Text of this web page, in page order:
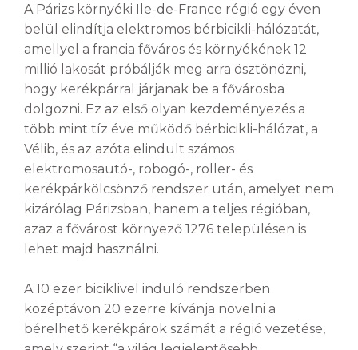
A Párizs környéki Ile-de-France régió egy éven
belül elindítja elektromos bérbicikli-hálózatát,
amellyel a francia főváros és környékének 12
millió lakosát próbálják meg arra ösztönözni,
hogy kerékpárral járjanak be a fővárosba
dolgozni. Ez az első olyan kezdeményezés a
több mint tíz éve működő bérbicikli-hálózat, a
Vélib, és az azóta elindult számos
elektromosautó-, robogó-, roller- és
kerékpárkölcsönző rendszer után, amelyet nem
kizárólag Párizsban, hanem a teljes régióban,
azaz a fővárost környező 1276 településen is
lehet majd használni.
A 10 ezer biciklivel induló rendszerben
középtávon 20 ezerre kívánja növelni a
bérelhető kerékpárok számát a régió vezetése,